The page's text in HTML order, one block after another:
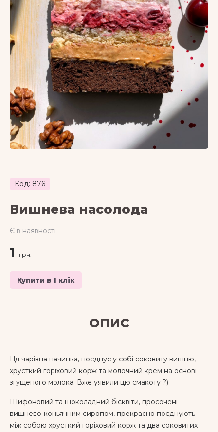
Код: 876
Вишнева насолода
Є в наявності
1 грн.
Купити в 1 клік
ОПИС
Ця чарівна начинка, поєднує у собі соковиту вишню,
хрусткий горіховий корж та молочний крем на основі
згущеного молока. Вже уявили цю смакоту ?)
Шифоновий та шоколадний бісквіти, просочені
вишнево-коньячним сиропом, прекрасно поєднують
між собою хрусткий горіховий корж та два соковитих